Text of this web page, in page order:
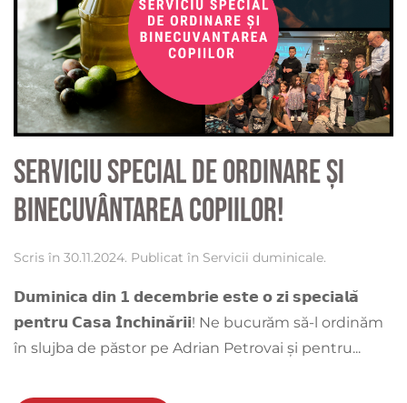
Serviciu special de ordinare și
binecuvântarea copiilor!
Scris în 30.11.2024. Publicat în Servicii duminicale.
𝗗𝘂𝗺𝗶𝗻𝗶𝗰𝗮 𝗱𝗶𝗻 𝟭 𝗱𝗲𝗰𝗲𝗺𝗯𝗿𝗶𝗲 𝗲𝘀𝘁𝗲 𝗼 𝘇𝗶 𝘀𝗽𝗲𝗰𝗶𝗮𝗹𝗮̆
𝗽𝗲𝗻𝘁𝗿𝘂 𝗖𝗮𝘀𝗮 𝗜̂𝗻𝗰𝗵𝗶𝗻𝗮̆𝗿𝗶𝗶! Ne bucurăm să-l ordinăm
în slujba de păstor pe Adrian Petrovai și pentru...